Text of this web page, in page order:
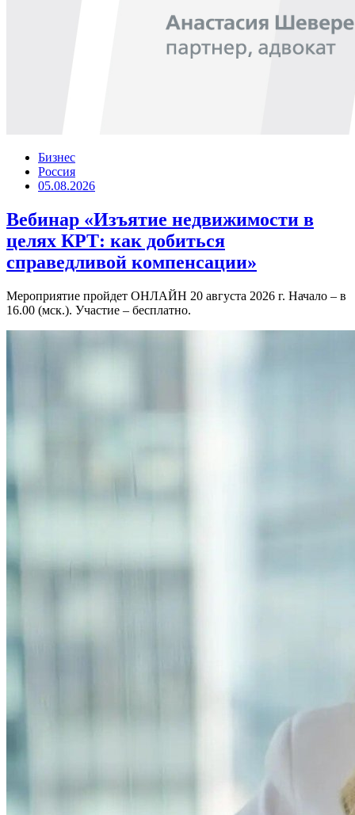
Бизнес
Россия
05.08.2026
Вебинар «Изъятие недвижимости в
целях КРТ: как добиться
справедливой компенсации»
Мероприятие пройдет ОНЛАЙН 20 августа 2026 г. Начало – в
16.00 (мск.). Участие – бесплатно.